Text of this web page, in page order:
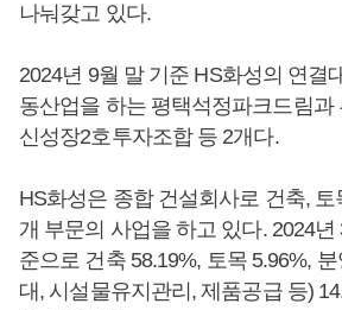
나눠갖고 있다.
2024년 9월 말 기준 HS화성의 연결
동산업을 하는 평택석정파크드림과
신성장2호투자조합 등 2개다.
HS화성은 종합 건설회사로 건축, 토
개 부문의 사업을 하고 있다. 2024년
준으로 건축 58.19%, 토목 5.96%,
대, 시설물유지관리, 제품공급 등)